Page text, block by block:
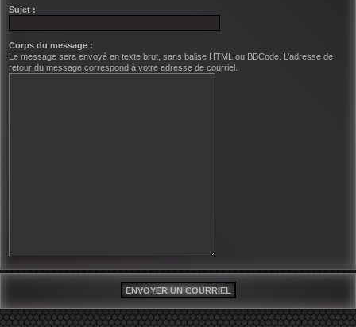
Sujet :
Corps du message :
Le message sera envoyé en texte brut, sans balise HTML ou BBCode. L’adresse de
retour du message correspond à votre adresse de courriel.